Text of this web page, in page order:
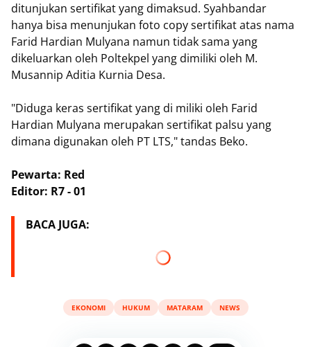
ditunjukan sertifikat yang dimaksud. Syahbandar
hanya bisa menunjukan foto copy sertifikat atas nama
Farid Hardian Mulyana namun tidak sama yang
dikeluarkan oleh Poltekpel yang dimiliki oleh M.
Musannip Aditia Kurnia Desa.
"Diduga keras sertifikat yang di miliki oleh Farid
Hardian Mulyana merupakan sertifikat palsu yang
dimana digunakan oleh PT LTS," tandas Beko.
Pewarta: Red
Editor: R7 - 01
BACA JUGA:
EKONOMI HUKUM MATARAM NEWS